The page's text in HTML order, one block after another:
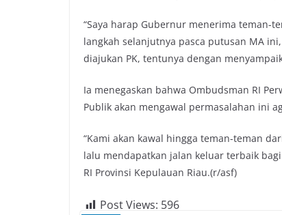
“Saya harap Gubernur menerima teman-
langkah selanjutnya pasca putusan MA
diajukan PK, tentunya dengan
Ia menegaskan bahwa Ombudsman RI
Publik akan mengawal permasalahan ini
“Kami akan kawal hingga teman-teman
lalu mendapatkan jalan keluar terbaik
RI Provinsi Kepulauan Riau.(r/asf)
Post Views: 596